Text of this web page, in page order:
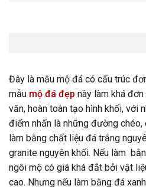
Mộ đá
Đây là mẫu mộ đá có cấu trúc
mẫu mộ đá đẹp này làm khá
văn, hoàn toàn tạo hình khối, với
điểm nhấn là những đường
làm bằng chất liệu đá trắng
granite nguyên khối. Nếu làm
ngôi mộ có giá khá đắt bởi vật
cao. Nhưng nếu làm bằng đá